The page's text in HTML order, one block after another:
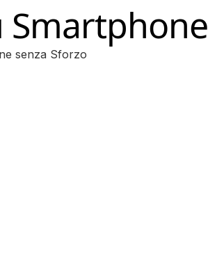
Smartphone
senza Sforzo